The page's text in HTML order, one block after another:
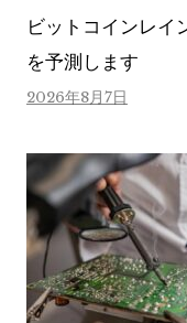
ビットコインレ
を予測します
2026年8月7日